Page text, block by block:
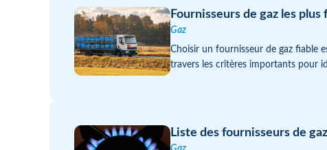
Fournisseurs de gaz les
Gaz
Choisir un fournisseur de gaz fiable
travers les critères importants pour
Liste des fournisseurs de